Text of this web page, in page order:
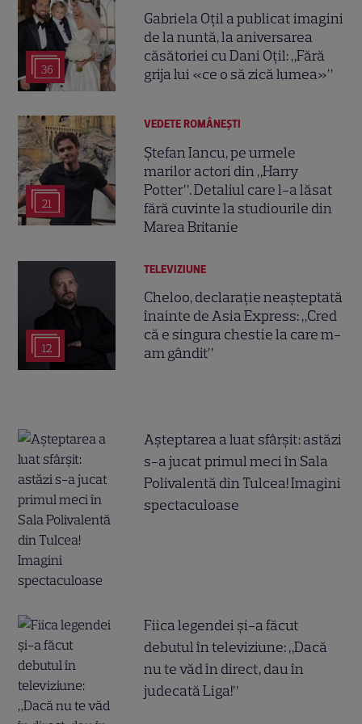
36
Gabriela Oțil a publicat imagini
de la nuntă, la aniversarea
căsătoriei cu Dani Oțil: „Fără
grija lui «ce o să zică lumea»”
21
VEDETE ROMÂNEŞTI
Ștefan Iancu, pe urmele
marilor actori din „Harry
Potter”. Detaliul care l-a lăsat
fără cuvinte la studiourile din
Marea Britanie
12
TELEVIZIUNE
Cheloo, declarație neașteptată
înainte de Asia Express: „Cred
că e singura chestie la care m-
am gândit”
Așteptarea a luat sfârșit: astăzi
s-a jucat primul meci în Sala
Polivalentă din Tulcea! Imagini
spectaculoase
Fiica legendei și-a făcut
debutul în televiziune: „Dacă
nu te văd în direct, dau în
judecată Liga!”